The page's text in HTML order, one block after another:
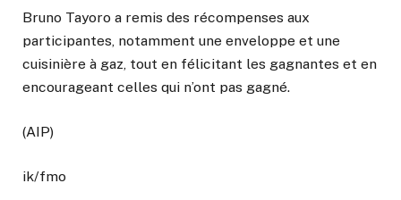
Bruno Tayoro a remis des récompenses aux
participantes, notamment une enveloppe et une
cuisinière à gaz, tout en félicitant les gagnantes et en
encourageant celles qui n’ont pas gagné.
(AIP)
ik/fmo